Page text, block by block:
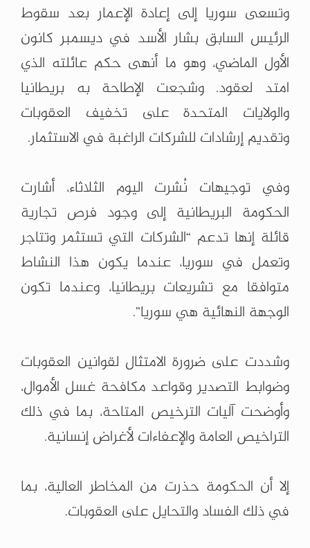
وتسعى سوريا إلى إعادة الإعمار بعد سقوط
الرئيس السابق بشار الأسد في ديسمبر كانون
الأول الماضي، وهو ما أنهى حكم عائلته الذي
امتد لعقود. وشجعت الإطاحة به بريطانيا
والولايات المتحدة على تخفيف العقوبات
وتقديم إرشادات للشركات الراغبة في الاستثمار.
وفي توجيهات نُشرت اليوم الثلاثاء، أشارت
الحكومة البريطانية إلى وجود فرص تجارية
قائلة إنها تدعم “الشركات التي تستثمر وتتاجر
وتعمل في سوريا، عندما يكون هذا النشاط
متوافقا مع تشريعات بريطانيا، وعندما تكون
الوجهة النهائية هي سوريا”.
وشددت على ضرورة الامتثال لقوانين العقوبات
وضوابط التصدير وقواعد مكافحة غسل الأموال،
وأوضحت آليات الترخيص المتاحة، بما في ذلك
التراخيص العامة والإعفاءات لأغراض إنسانية.
إلا أن الحكومة حذرت من المخاطر العالية، بما
في ذلك الفساد والتحايل على العقوبات.